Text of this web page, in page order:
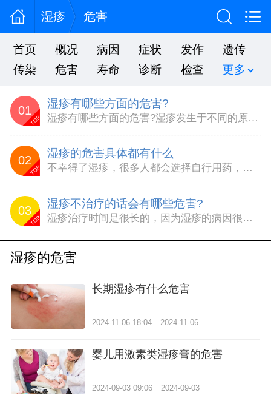
湿疹 危害
首页 概况 病因 症状 发作
遗传
传染
危害 寿命 诊断 检查 更多
01
TOP
湿疹有哪些方面的危害?
湿疹有哪些方面的危害?湿疹发生于不同的原因，带给每个人的影响和伤害也是不相同的，湿疹的类型也是具有多样性的，还存在一定可能的复发，因此，湿疹的出现一定要及时治疗，注意治疗和防护，以免带给我们更大的危害，那么，湿疹具体有哪些方面的危害呢?我们一起来了解一下，伤害皮肤健康：在湿疹早期或急性阶段，患处有成片的红斑，密集或疏散的小丘疹，或是肉眼难见的水疱。严重时有大...
02
TOP
湿疹的危害具体都有什么
不幸得了湿疹，很多人都会选择自行用药，其实有些药膏只能起到缓解疾病的作用，没有根治疾病，过段时间还是会复发，反复发作，反复用药，会给患者的身体造成极大的伤害，那么湿疹的危害具体都有什么?1、对患者造成外观损害：湿疹治疗不及时或治疗方法不科学会导致产生色素沉着或疤痕。传统西医治疗湿疹，不分病人、不分病型，患病都以消除表面炎症为主，不能解决湿疹的发病根源和致敏原...
03
TOP
湿疹不治疗的话会有哪些危害?
湿疹治疗时间是很长的，因为湿疹的病因很多，只有找好病因才能做好治疗，所以在治疗湿疹前一定要找准病因，这样才能不会导致身体的危害，千万不能不去治疗，因为不去治疗湿疹的话会有很多危害。湿疹不治疗的话会有哪些危害?瘙痒难耐影响正常工作生活:得了湿疹使人瘙痒难忍，无论身体的哪一个部位患了过敏性湿疹，都会因剧烈的瘙痒给患者带来较大的痛苦。湿疹的主要危害是影响其正常的工...
湿疹的危害
长期湿疹有什么危害
2024-11-06 18:04 2024-11-06
婴儿用激素类湿疹膏的危害
2024-09-03 09:06 2024-09-03